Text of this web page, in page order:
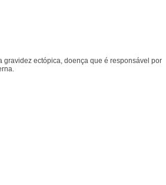
gravidez ectópica, doença que é responsável por